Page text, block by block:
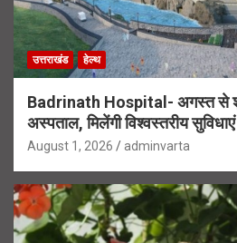
उत्तराखंड हेल्थ
Badrinath Hospital- अगस्त से
अस्पताल, मिलेंगी विश्वस्तरीय सुविधाएं
August 1, 2026 adminvarta